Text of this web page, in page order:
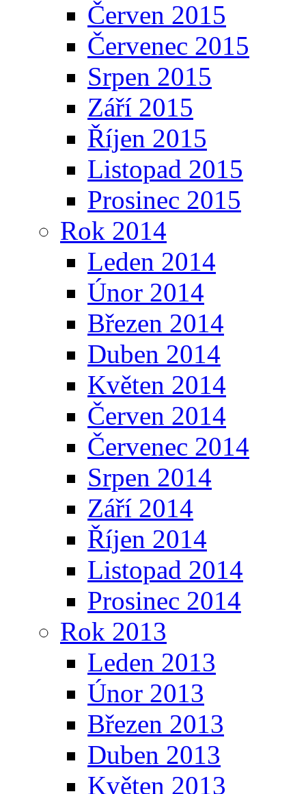
Červen 2015
Červenec 2015
Srpen 2015
Září 2015
Říjen 2015
Listopad 2015
Prosinec 2015
Rok 2014
Leden 2014
Únor 2014
Březen 2014
Duben 2014
Květen 2014
Červen 2014
Červenec 2014
Srpen 2014
Září 2014
Říjen 2014
Listopad 2014
Prosinec 2014
Rok 2013
Leden 2013
Únor 2013
Březen 2013
Duben 2013
Květen 2013